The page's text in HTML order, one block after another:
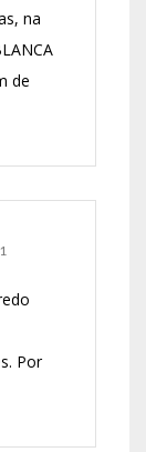
na
de
Por